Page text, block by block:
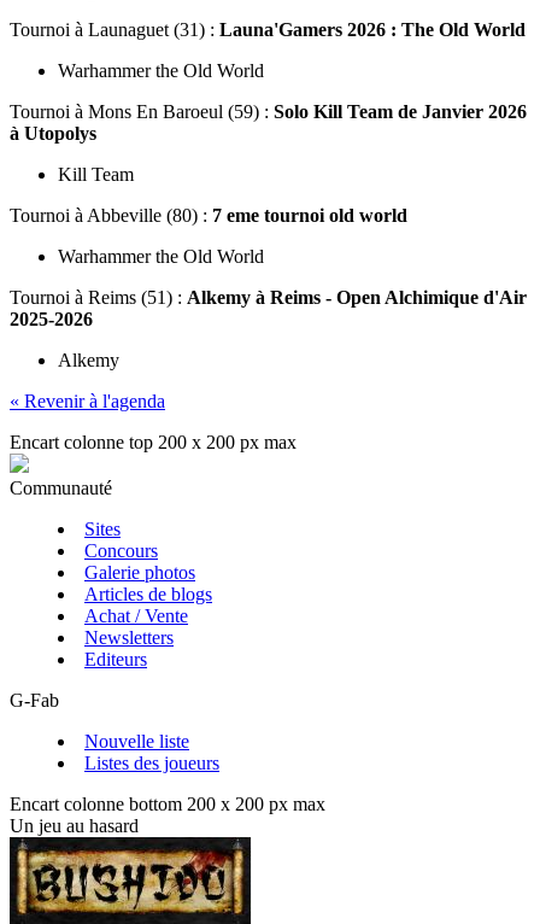
Tournoi à Launaguet (31) : Launa'Gamers 2026 : The Old World
Warhammer the Old World
Tournoi à Mons En Baroeul (59) : Solo Kill Team de Janvier 2026
à Utopolys
Kill Team
Tournoi à Abbeville (80) : 7 eme tournoi old world
Warhammer the Old World
Tournoi à Reims (51) : Alkemy à Reims - Open Alchimique d'Air
2025-2026
Alkemy
« Revenir à l'agenda
Encart colonne top 200 x 200 px max
Communauté
Sites
Concours
Galerie photos
Articles de blogs
Achat / Vente
Newsletters
Editeurs
G-Fab
Nouvelle liste
Listes des joueurs
Encart colonne bottom 200 x 200 px max
Un jeu au hasard